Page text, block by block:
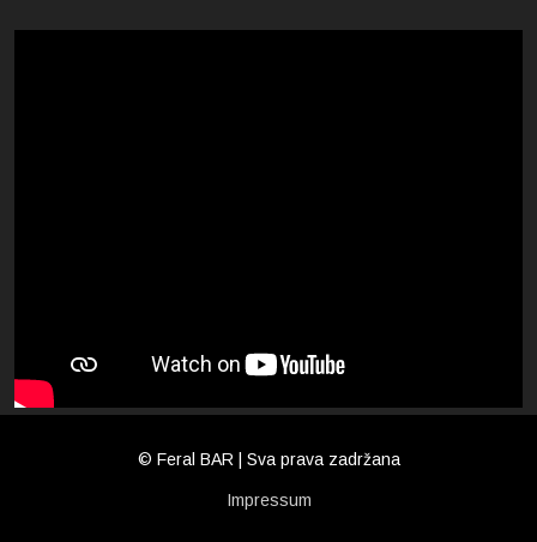
© Feral BAR | Sva prava zadržana
Impressum